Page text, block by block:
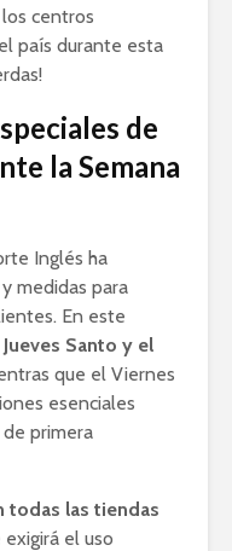
centros
país durante esta
de
la Semana
Inglés ha
medidas para
En este
Santo y el
que el Viernes
esenciales
primera
todas las tiendas
el uso